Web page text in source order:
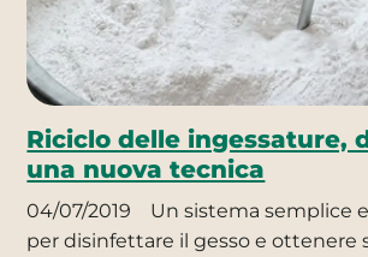
Riciclo delle ingessature,
una nuova tecnica
04/07/2019
Un sistema semplice
per disinfettare il gesso e ottenere